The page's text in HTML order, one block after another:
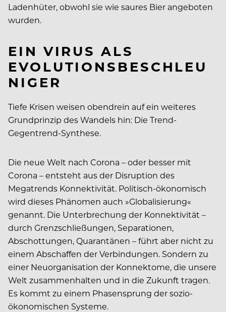
Ladenhüter, obwohl sie wie saures Bier angeboten
wurden.
EIN VIRUS ALS
EVOLUTIONSBESCHLEU
NIGER
Tiefe Krisen weisen obendrein auf ein weiteres
Grundprinzip des Wandels hin: Die Trend-
Gegentrend-Synthese.
Die neue Welt nach Corona – oder besser mit
Corona – entsteht aus der Disruption des
Megatrends Konnektivität. Politisch-ökonomisch
wird dieses Phänomen auch »Globalisierung«
genannt. Die Unterbrechung der Konnektivität –
durch Grenzschließungen, Separationen,
Abschottungen, Quarantänen – führt aber nicht zu
einem Abschaffen der Verbindungen. Sondern zu
einer Neuorganisation der Konnektome, die unsere
Welt zusammenhalten und in die Zukunft tragen.
Es kommt zu einem Phasensprung der sozio-
ökonomischen Systeme.